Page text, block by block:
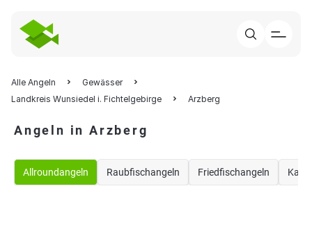
Alle Angeln
Gewässer
Landkreis Wunsiedel i. Fichtelgebirge
Arzberg
Angeln in Arzberg
Allroundangeln Raubfischangeln Friedfischangeln